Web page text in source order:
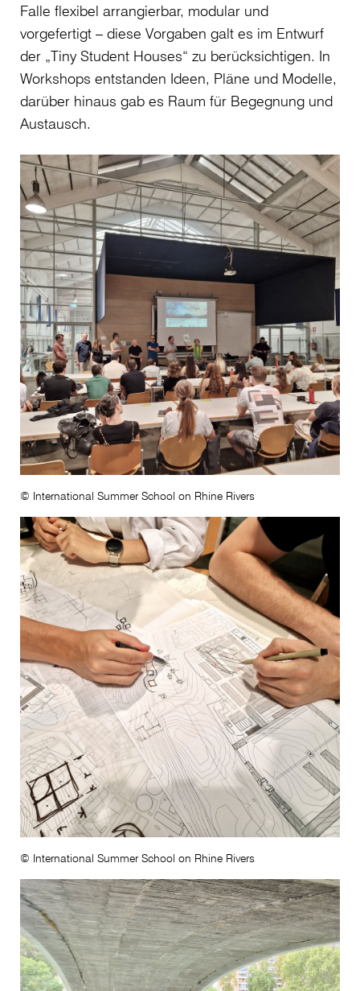
Falle flexibel arrangierbar, modular und
vorgefertigt – diese Vorgaben galt es im Entwurf
der „Tiny Student Houses“ zu berücksichtigen. In
Workshops entstanden Ideen, Pläne und Modelle,
darüber hinaus gab es Raum für Begegnung und
Austausch.
© International Summer School on Rhine Rivers
© International Summer School on Rhine Rivers